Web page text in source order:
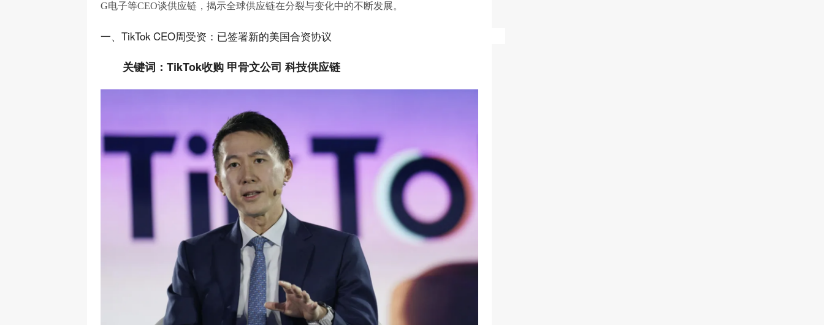
G电子等CEO谈供应链，揭示全球供应链在分裂与变化中的不断发展。
一、TikTok CEO周受资：已签署新的美国合资协议
关键词：TikTok收购 甲骨文公司 科技供应链